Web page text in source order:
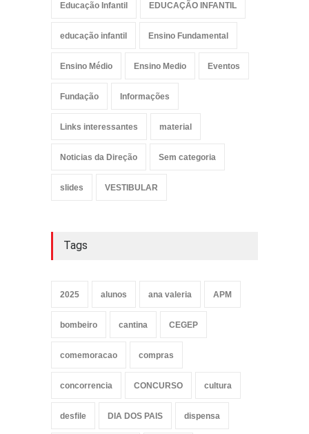
Educação Infantil EDUCAÇÃO INFANTIL
educação infantil Ensino Fundamental
Ensino Médio Ensino Medio Eventos
Fundação Informações
Links interessantes material
Noticias da Direção Sem categoria
slides VESTIBULAR
Tags
2025 alunos ana valeria APM
bombeiro cantina CEGEP
comemoracao compras
concorrencia CONCURSO cultura
desfile DIA DOS PAIS dispensa